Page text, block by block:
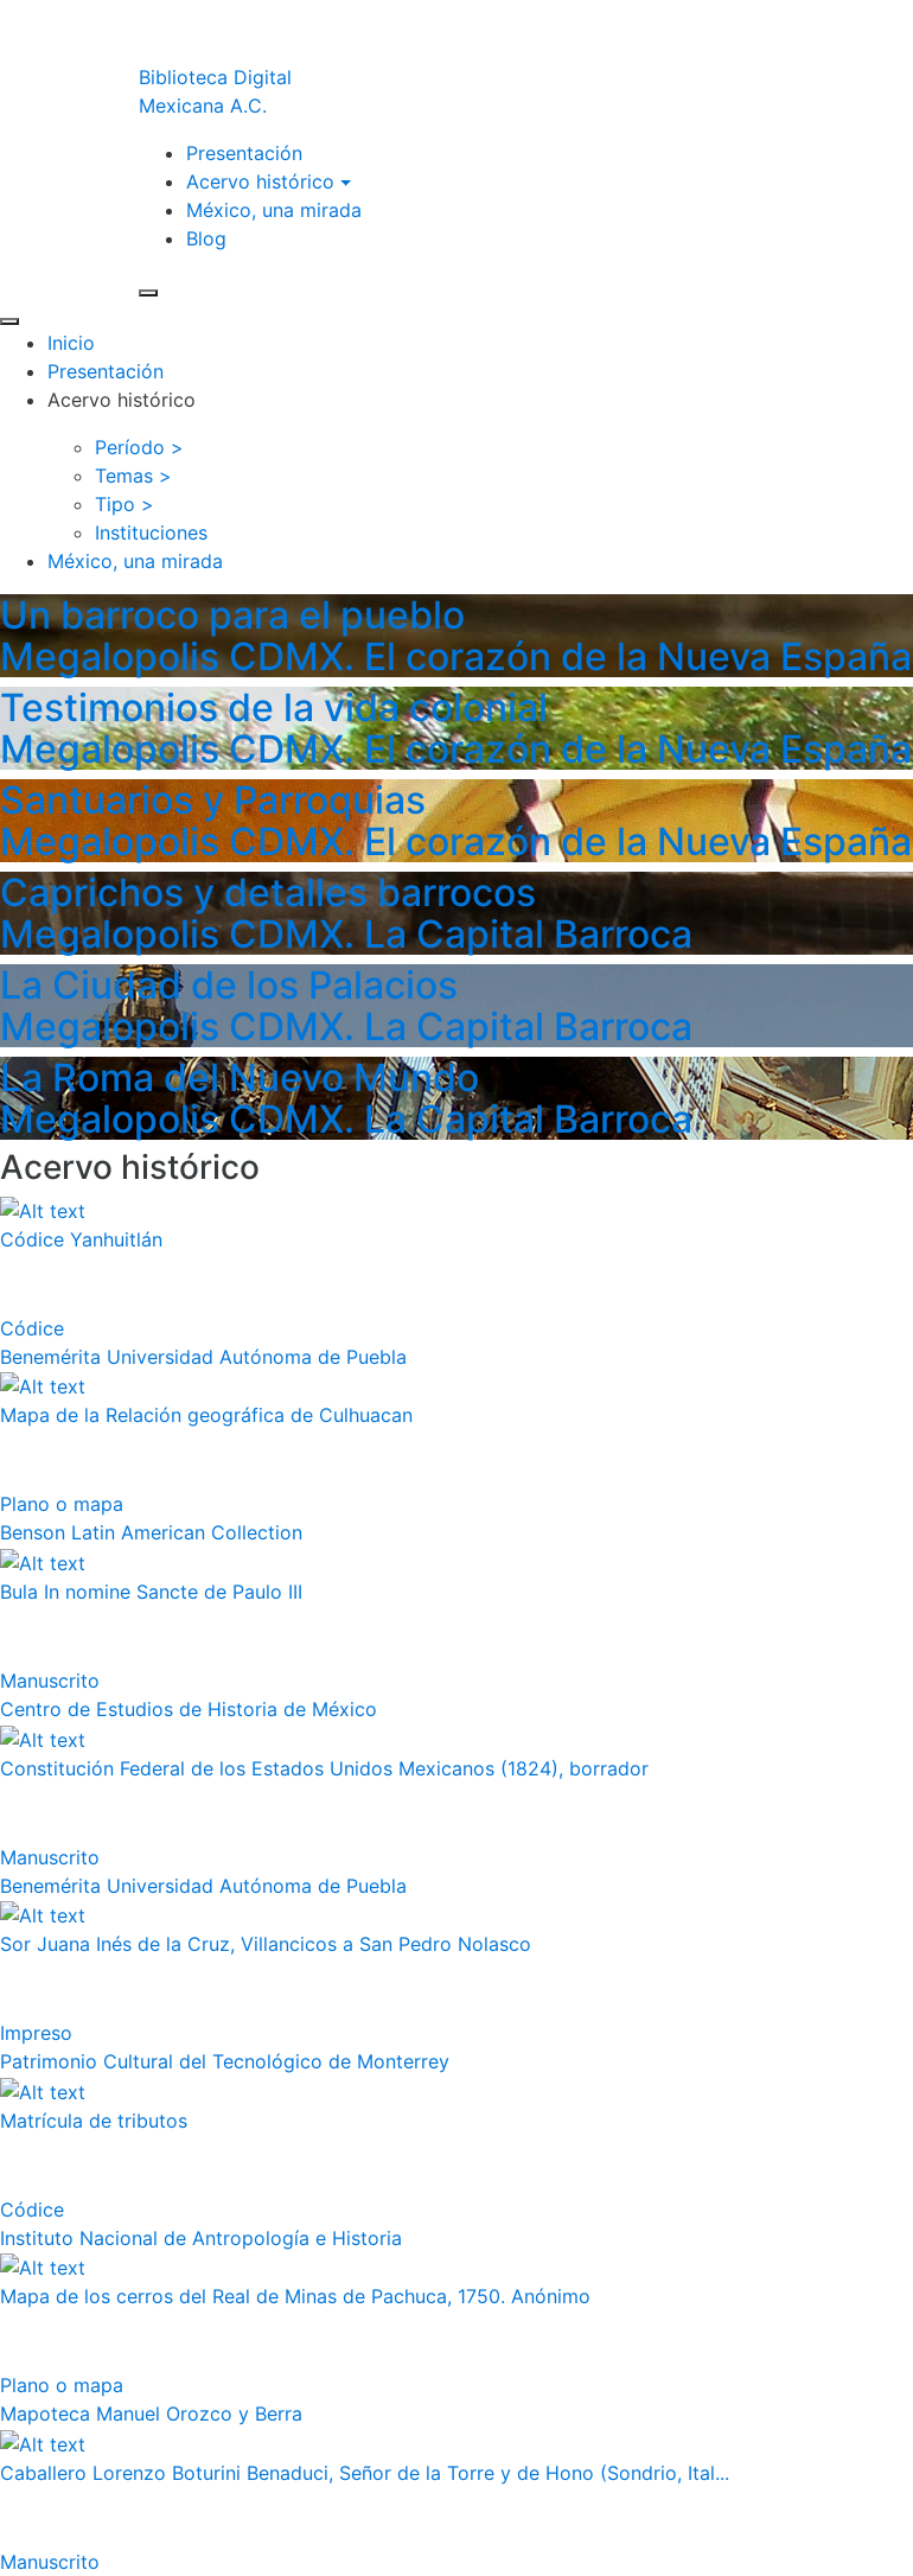
Biblioteca Digital
Mexicana A.C.
Presentación
Acervo histórico
México, una mirada
Blog
Inicio
Presentación
Acervo histórico
Período >
Temas >
Tipo >
Instituciones
México, una mirada
Un barroco para el pueblo
Megalopolis CDMX. El corazón de la Nueva España
Testimonios de la vida colonial
Megalopolis CDMX. El corazón de la Nueva España
Santuarios y Parroquias
Megalopolis CDMX. El corazón de la Nueva España
Caprichos y detalles barrocos
Megalopolis CDMX. La Capital Barroca
La Ciudad de los Palacios
Megalopolis CDMX. La Capital Barroca
La Roma del Nuevo Mundo
Megalopolis CDMX. La Capital Barroca
Acervo histórico
Códice Yanhuitlán
Códice
Benemérita Universidad Autónoma de Puebla
Mapa de la Relación geográfica de Culhuacan
Plano o mapa
Benson Latin American Collection
Bula In nomine Sancte de Paulo III
Manuscrito
Centro de Estudios de Historia de México
Constitución Federal de los Estados Unidos Mexicanos (1824), borrador
Manuscrito
Benemérita Universidad Autónoma de Puebla
Sor Juana Inés de la Cruz, Villancicos a San Pedro Nolasco
Impreso
Patrimonio Cultural del Tecnológico de Monterrey
Matrícula de tributos
Códice
Instituto Nacional de Antropología e Historia
Mapa de los cerros del Real de Minas de Pachuca, 1750. Anónimo
Plano o mapa
Mapoteca Manuel Orozco y Berra
Caballero Lorenzo Boturini Benaduci, Señor de la Torre y de Hono (Sondrio, Ital...
Manuscrito